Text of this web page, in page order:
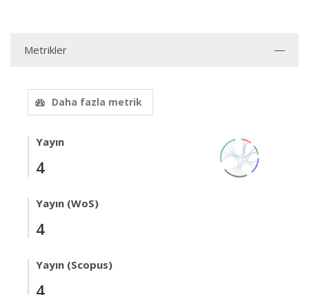
Metrikler
Daha fazla metrik
Yayın
4
Yayın (WoS)
4
Yayın (Scopus)
4